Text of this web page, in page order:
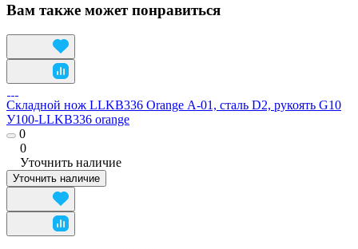
Вам также может понравиться
Складной нож LLKB336 Orange А-01, сталь D2, рукоять G10
У100-LLKB336 orange
0
0
Уточнить наличие
Уточнить наличие